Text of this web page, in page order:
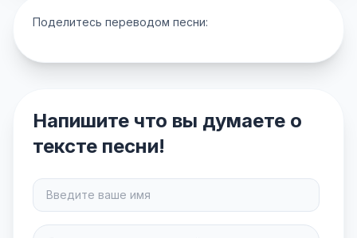
Поделитесь переводом песни:
Напишите что вы думаете о
тексте песни!